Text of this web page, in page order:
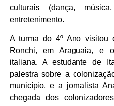
culturais (dança,
entretenimento.
A turma do 4º Ano visitou
Ronchi, em Araguaia, e
italiana. A estudante de
palestra sobre a
município, e a jornalista
chegada dos